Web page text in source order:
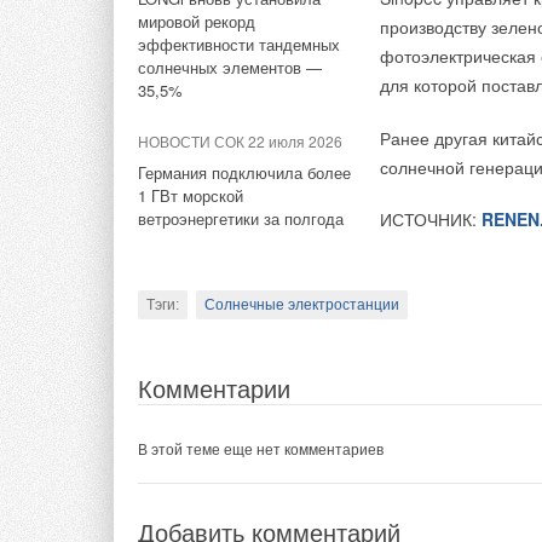
мировой рекорд
эффективности тандемных
солнечных элементов —
35,5%
НОВОСТИ СОК 22 июля 2026
Германия подключила более
1 ГВт морской
ветроэнергетики за полгода
производству
для которой
Ранее другая
солнечной
ИСТОЧНИК:
Тэги: Солнечные электростанции
Комментарии
В этой теме еще нет комментариев
Добавить комментарий
Добавить комментарий
Ваш E-mail *
Текст комментария
ценностям,
Тэги: Джакомини Рус Бренд Giacomini
Ваше имя *